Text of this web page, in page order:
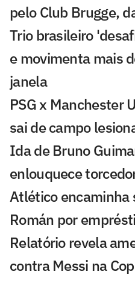
pelo Club Brugge,
Trio brasileiro
e movimenta mais
janela
PSG x Manchester
sai de campo
Ida de Bruno
enlouquece
Atlético encaminha
Román por
Relatório revela
contra Messi na